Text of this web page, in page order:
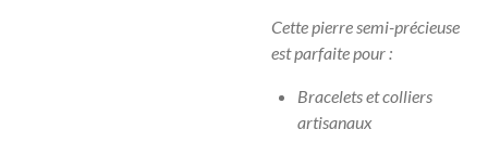
Cette pierre semi-précieuse
est parfaite pour :
Bracelets et colliers
artisanaux